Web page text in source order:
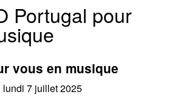
Portugal pour
vous en musique
lundi 7 juillet 2025